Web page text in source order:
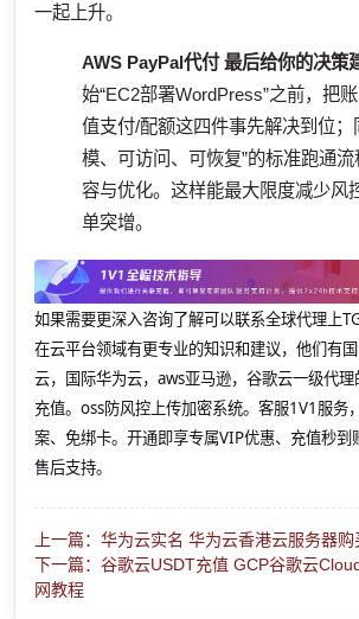
一起上升。
AWS PayPal代付 最后给你的决策
始“EC2部署WordPress”之前，把
值支付/配额这四件事先解决到位；
模、可访问、可恢复”的标准跑通
容与优化。这样能最大限度减少风
单突增。
如果需要更深入咨询了解可以联系全球代理上
在云平台领域有更专业的知识和建议，他们有
云，国际华为云，aws亚马逊，谷歌云一级代
充值。oss防风控上传加密系统。客服1V1服务
案、免绑卡。开通即享专属VIP优惠、充值秒到
售后支持。
上一篇：华为云实名 华为云香港云服务器
下一篇：谷歌云USDT充值 GCP谷歌云
网教程